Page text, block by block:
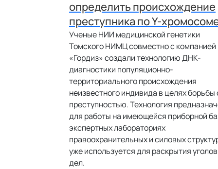
определить происхождение
преступника по Y-
Ученые НИИ медицинской генетики
Томского НИМЦ совместно с компанией
«Гордиз» создали технологию ДНК-
диагностики популяционно-
территориального происхождения
неизвестного индивида в целях борьбы
преступностью. Технология
для работы на имеющейся приборной
экспертных лабораториях
правоохранительных и силовых
уже используется для раскрытия
дел.